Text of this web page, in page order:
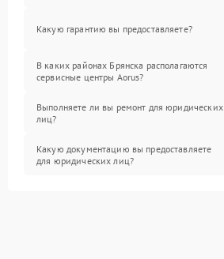
Какую гарантию вы предоставляете?
В каких районах Брянска располагаются
сервисные центры Aorus?
Выполняете ли вы ремонт для юридических
лиц?
Какую документацию вы предоставляете
для юридических лиц?